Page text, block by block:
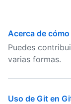
Acerca de
Puedes
varias formas.
Uso de Git en